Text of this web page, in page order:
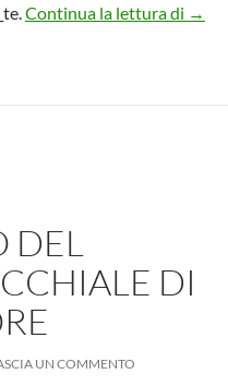
Continua la lettura di Dal
→
DEL
DI
UN COMMENTO